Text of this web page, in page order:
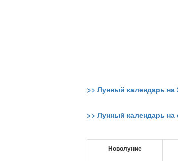
>> Лунный календарь на
>> Лунный календарь на
Новолуние